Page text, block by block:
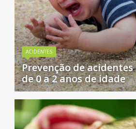
ACIDENTES
Prevenção de
de 0 a 2 anos de idade